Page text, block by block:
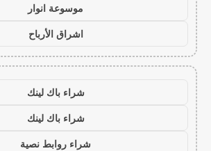
موسوعة انوار
اشراق الأرباح
شراء باك لينك
شراء باك لينك
شراء روابط نصية